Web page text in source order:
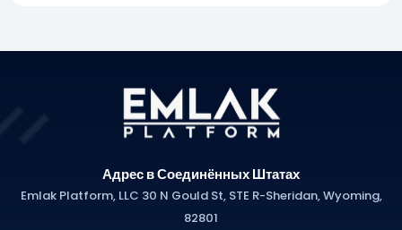
Адрес в Соединённых Штатах
Emlak Platform, LLC 30 N Gould St, STE R-Sheridan, Wyoming,
82801